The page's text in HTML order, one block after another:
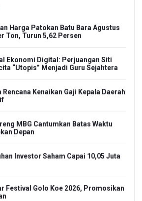
Harga Patokan Batu Bara Agustus
Ton, Turun 5,62 Persen
Ekonomi Digital: Perjuangan Siti
“Utopis” Menjadi Guru Sejahtera
Kenaikan Gaji Kepala Daerah
MBG Cantumkan Batas Waktu
Depan
Investor Saham Capai 10,05 Juta
Festival Golo Koe 2026, Promosikan